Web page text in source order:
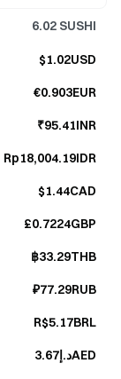
6.02 SUSHI
$1.02USD
€0.903EUR
₹95.41INR
Rp18,004.19IDR
$1.44CAD
£0.7224GBP
฿33.29THB
₽77.29RUB
R$5.17BRL
د.إ3.67AED